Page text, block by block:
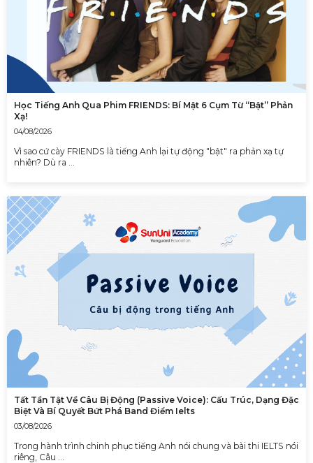
Học Tiếng Anh Qua Phim FRIENDS: Bí Mật 6 Cụm Từ “Bật” Phản
Xạ!
04/08/2026
Vì sao cứ cày FRIENDS là tiếng Anh lại tự động "bật" ra phản xạ tự
nhiên? Dù ra …
Tất Tần Tật Về Câu Bị Động (Passive Voice): Cấu Trúc, Dạng Đặc
Biệt Và Bí Quyết Bứt Phá Band Điểm Ielts
03/08/2026
Trong hành trình chinh phục tiếng Anh nói chung và bài thi IELTS nói
riêng, Câu …